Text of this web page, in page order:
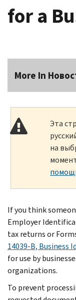
for a
More In
Эта
на
If you think
Employer
tax returns or
14039-B, Business
for use by
organizations.
To prevent